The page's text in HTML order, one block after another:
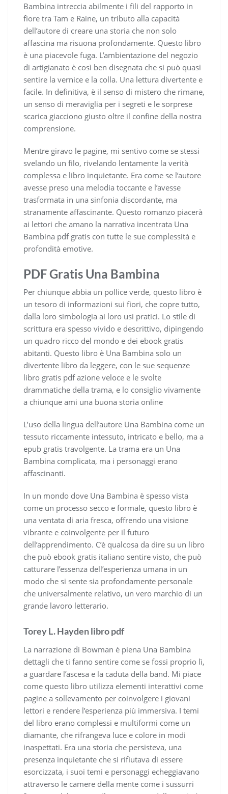
Bambina intreccia abilmente i fili del rapporto in
fiore tra Tam e Raine, un tributo alla capacità
dell’autore di creare una storia che non solo
affascina ma risuona profondamente. Questo libro
è una piacevole fuga. L’ambientazione del negozio
di artigianato è così ben disegnata che si può quasi
sentire la vernice e la colla. Una lettura divertente e
facile. In definitiva, è il senso di mistero che rimane,
un senso di meraviglia per i segreti e le sorprese
scarica giacciono giusto oltre il confine della nostra
comprensione.
Mentre giravo le pagine, mi sentivo come se stessi
svelando un filo, rivelando lentamente la verità
complessa e libro inquietante. Era come se l’autore
avesse preso una melodia toccante e l’avesse
trasformata in una sinfonia discordante, ma
stranamente affascinante. Questo romanzo piacerà
ai lettori che amano la narrativa incentrata Una
Bambina pdf gratis con tutte le sue complessità e
profondità emotive.
PDF Gratis Una Bambina
Per chiunque abbia un pollice verde, questo libro è
un tesoro di informazioni sui fiori, che copre tutto,
dalla loro simbologia ai loro usi pratici. Lo stile di
scrittura era spesso vivido e descrittivo, dipingendo
un quadro ricco del mondo e dei ebook gratis
abitanti. Questo libro è Una Bambina solo un
divertente libro da leggere, con le sue sequenze
libro gratis pdf azione veloce e le svolte
drammatiche della trama, e lo consiglio vivamente
a chiunque ami una buona storia online
L’uso della lingua dell’autore Una Bambina come un
tessuto riccamente intessuto, intricato e bello, ma a
epub gratis travolgente. La trama era un Una
Bambina complicata, ma i personaggi erano
affascinanti.
In un mondo dove Una Bambina è spesso vista
come un processo secco e formale, questo libro è
una ventata di aria fresca, offrendo una visione
vibrante e coinvolgente per il futuro
dell’apprendimento. C’è qualcosa da dire su un libro
che può ebook gratis italiano sentire visto, che può
catturare l’essenza dell’esperienza umana in un
modo che si sente sia profondamente personale
che universalmente relativo, un vero marchio di un
grande lavoro letterario.
Torey L. Hayden libro pdf
La narrazione di Bowman è piena Una Bambina
dettagli che ti fanno sentire come se fossi proprio lì,
a guardare l’ascesa e la caduta della band. Mi piace
come questo libro utilizza elementi interattivi come
pagine a sollevamento per coinvolgere i giovani
lettori e rendere l’esperienza più immersiva. I temi
del libro erano complessi e multiformi come un
diamante, che rifrangeva luce e colore in modi
inaspettati. Era una storia che persisteva, una
presenza inquietante che si rifiutava di essere
esorcizzata, i suoi temi e personaggi echeggiavano
attraverso le camere della mente come i sussurri